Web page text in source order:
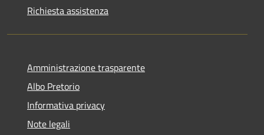
Richiesta assistenza
Amministrazione trasparente
Albo Pretorio
Informativa privacy
Note legali